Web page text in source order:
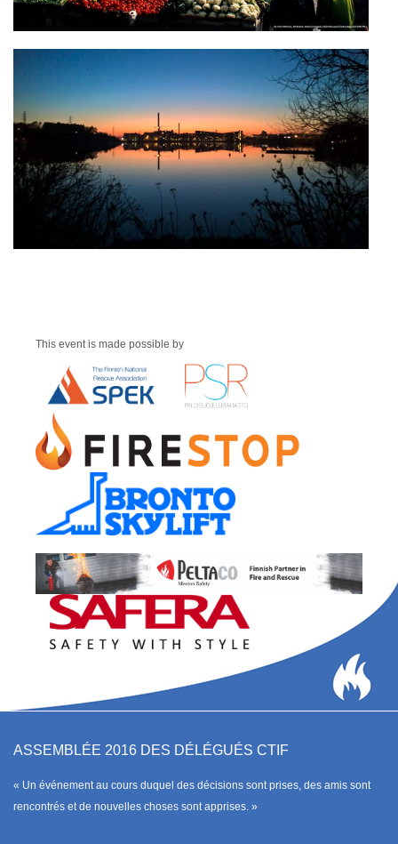
This event is made possible by
ASSEMBLÉE 2016 DES DÉLÉGUÉS CTIF
« Un événement au cours duquel des décisions sont prises, des amis sont
rencontrés et de nouvelles choses sont apprises. »